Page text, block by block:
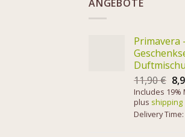
ANGEBOTE
Primavera
11,90€
Includes 19%
plus shipping
Delivery